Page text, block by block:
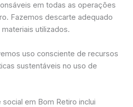
em todas as operações
Fazemos descarte adequado
utilizados.
uso consciente de recursos
sustentáveis no uso de
em Bom Retiro inclui